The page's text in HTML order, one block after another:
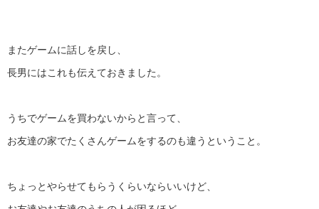
またゲームに話しを戻し、
長男にはこれも伝えておきました。
うちでゲームを買わないからと言って、
お友達の家でたくさんゲームをするのも違うということ。
ちょっとやらせてもらうくらいならいいけど、